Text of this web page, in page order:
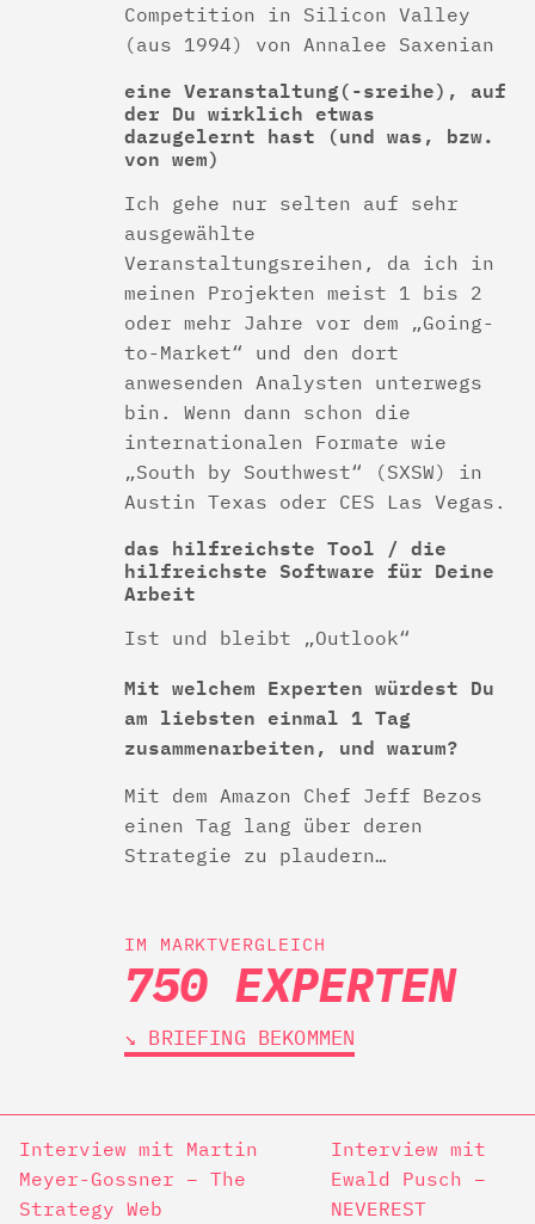
Competition in Silicon Valley
(aus 1994) von Annalee Saxenian
eine Veranstaltung(-sreihe), auf
der Du wirklich etwas
dazugelernt hast (und was, bzw.
von wem)
Ich gehe nur selten auf sehr
ausgewählte
Veranstaltungsreihen, da ich in
meinen Projekten meist 1 bis 2
oder mehr Jahre vor dem „Going-
to-Market“ und den dort
anwesenden Analysten unterwegs
bin. Wenn dann schon die
internationalen Formate wie
„South by Southwest“ (SXSW) in
Austin Texas oder CES Las Vegas.
das hilfreichste Tool / die
hilfreichste Software für Deine
Arbeit
Ist und bleibt „Outlook“
Mit welchem Experten würdest Du
am liebsten einmal 1 Tag
zusammenarbeiten, und warum?
Mit dem Amazon Chef Jeff Bezos
einen Tag lang über deren
Strategie zu plaudern…
IM MARKTVERGLEICH
750 EXPERTEN
↘︎ BRIEFING BEKOMMEN
Interview mit Martin
Meyer-Gossner – The
Strategy Web
Interview mit
Ewald Pusch –
NEVEREST